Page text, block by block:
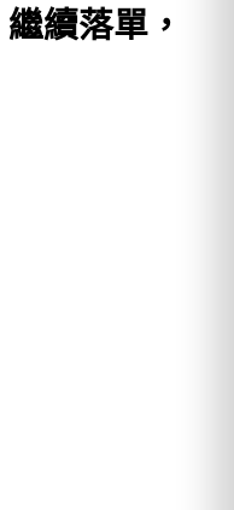
繼續落單，